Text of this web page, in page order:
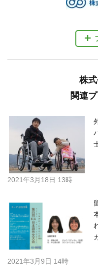
株
関連
2021年3月18日 13時
2021年3月9日 14時